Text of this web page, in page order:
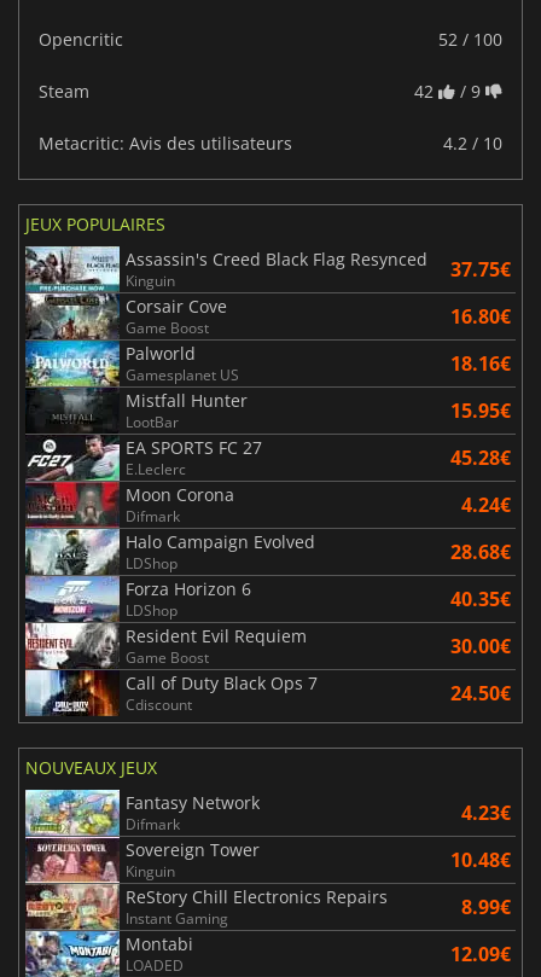
Opencritic 52 / 100
Steam 42 / 9
Metacritic: Avis des utilisateurs 4.2 / 10
JEUX POPULAIRES
Assassin's Creed Black Flag Resynced
Kinguin 37.75€
Corsair Cove
Game Boost 16.80€
Palworld
Gamesplanet US 18.16€
Mistfall Hunter
LootBar 15.95€
EA SPORTS FC 27
E.Leclerc 45.28€
Moon Corona
Difmark 4.24€
Halo Campaign Evolved
LDShop 28.68€
Forza Horizon 6
LDShop 40.35€
Resident Evil Requiem
Game Boost 30.00€
Call of Duty Black Ops 7
Cdiscount 24.50€
NOUVEAUX JEUX
Fantasy Network
Difmark 4.23€
Sovereign Tower
Kinguin 10.48€
ReStory Chill Electronics Repairs
Instant Gaming 8.99€
Montabi
LOADED 12.09€